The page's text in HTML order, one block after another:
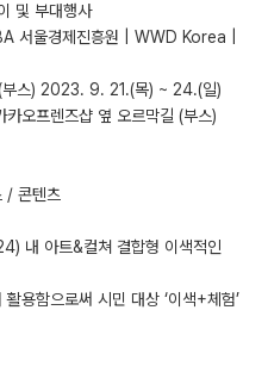
및 부대행사
서울경제진흥원 | WWD Korea |
스) 2023. 9. 21.(목) ~ 24.(일)
오프렌즈샵 옆 오르막길 (부스)
/ 콘텐츠
내 아트&컬쳐 결합형 이색적인
용함으로써 시민 대상 ‘이색+체험’